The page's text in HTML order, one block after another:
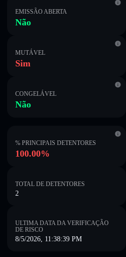
EMISSÃO ABERTA
Não
MUTÁVEL
Sim
CONGELÁVEL
Não
% PRINCIPAIS DETENTORES
100.00%
TOTAL DE DETENTORES
2
ULTIMA DATA DA VERIFICAÇÃO
DE RISCO
8/5/2026, 11:38:39 PM